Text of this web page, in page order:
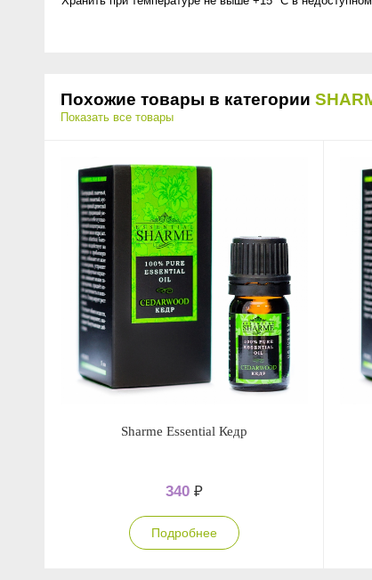
Похожие товары в категории
Показать все товары
Sharme Essential Кедр
340 ₽
Подробнее